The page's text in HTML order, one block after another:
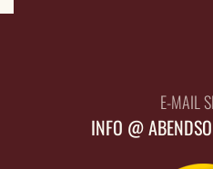
E-MAIL
INFO @